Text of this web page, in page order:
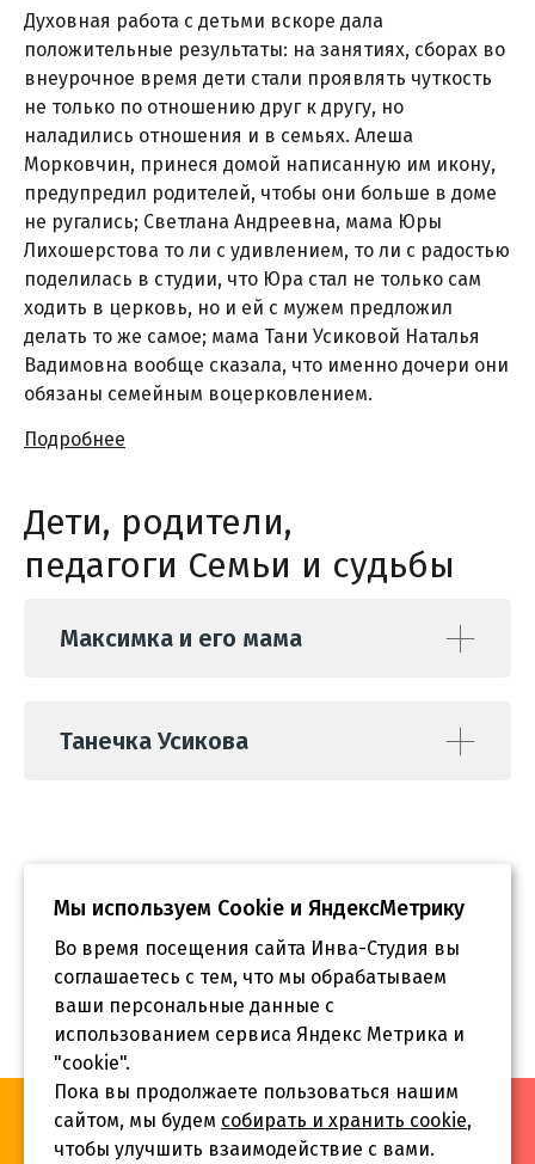
Духовная работа с детьми вскоре дала
положительные результаты: на занятиях, сборах во
внеурочное время дети стали проявлять чуткость
не только по отношению друг к другу, но
наладились отношения и в семьях. Алеша
Морковчин, принеся домой написанную им икону,
предупредил родителей, чтобы они больше в доме
не ругались; Светлана Андреевна, мама Юры
Лихошерстова то ли с удивлением, то ли с радостью
поделилась в студии, что Юра стал не только сам
ходить в церковь, но и ей с мужем предложил
делать то же самое; мама Тани Усиковой Наталья
Вадимовна вообще сказала, что именно дочери они
обязаны семейным воцерковлением.
Подробнее
Дети, родители,
педагоги Семьи и судьбы
Максимка и его мама
Танечка Усикова
«Инва-Студия. Академия. Центр социальной реабилитации»,
© 2026 г.
Мы используем Сookie и ЯндексМетрику
Во время посещения сайта Инва-Студия вы
соглашаетесь с тем, что мы обрабатываем
ваши персональные данные с
использованием сервиса Яндекс Метрика и
"cookie".
Пока вы продолжаете пользоваться нашим
сайтом, мы будем собирать и хранить cookie,
чтобы улучшить взаимодействие с вами.